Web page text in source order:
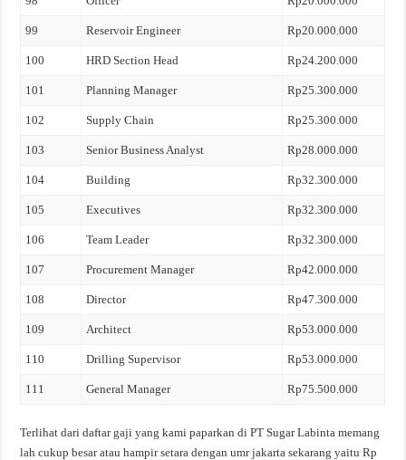
99 Reservoir Engineer Rp20.000.000
100 HRD Section Head Rp24.200.000
101 Planning Manager Rp25.300.000
102 Supply Chain Rp25.300.000
103 Senior Business Analyst Rp28.000.000
104 Building Rp32.300.000
105 Executives Rp32.300.000
106 Team Leader Rp32.300.000
107 Procurement Manager Rp42.000.000
108 Director Rp47.300.000
109 Architect Rp53.000.000
110 Drilling Supervisor Rp53.000.000
111 General Manager Rp75.500.000
Terlihat dari daftar gaji yang kami paparkan di PT Sugar Labinta memang
lah cukup besar atau hampir setara dengan umr jakarta sekarang yaitu Rp